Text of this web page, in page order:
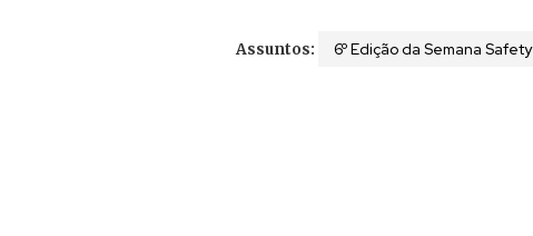
Assuntos: 6º Edição da Semana Safety